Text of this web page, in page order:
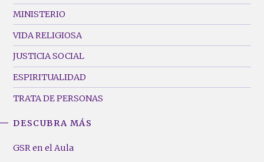
MINISTERIO
VIDA RELIGIOSA
JUSTICIA SOCIAL
ESPIRITUALIDAD
TRATA DE PERSONAS
Footer
DESCUBRA MÁS
GSR en el Aula